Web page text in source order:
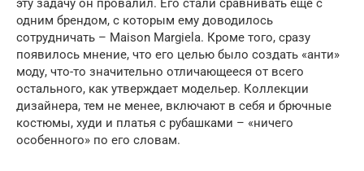
эту задачу он провалил. Его стали сравнивать еще с
одним брендом, с которым ему доводилось
сотрудничать – Maison Margiela. Кроме того, сразу
появилось мнение, что его целью было создать «анти»
моду, что-то значительно отличающееся от всего
остального, как утверждает модельер. Коллекции
дизайнера, тем не менее, включают в себя и брючные
костюмы, худи и платья с рубашками – «ничего
особенного» по его словам.